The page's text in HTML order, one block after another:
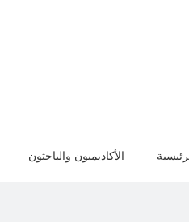
الأكاديميون والباحثون